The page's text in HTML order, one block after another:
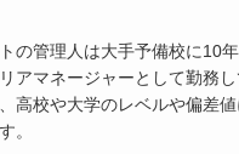
の管理人は大手予備校に10
アマネージャーとして勤務し
高校や大学のレベルや偏差
。